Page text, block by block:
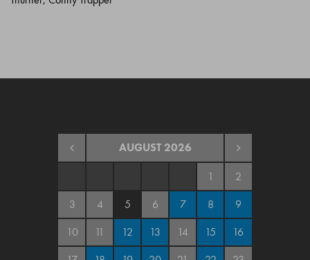
AUGUST 2026
1
2
3
4 5 6 7 8
9
10
11 12 13 14 15
16